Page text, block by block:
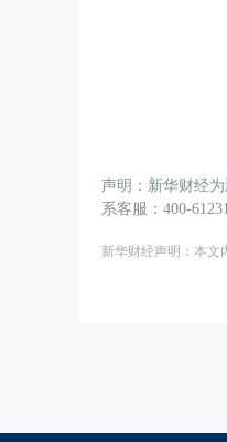
声明：新华财经
系客服：400-
新华财经声明：本文